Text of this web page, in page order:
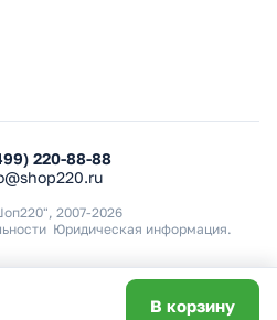
В корзину
220-88-88
2007-2026
Юридическая информация.